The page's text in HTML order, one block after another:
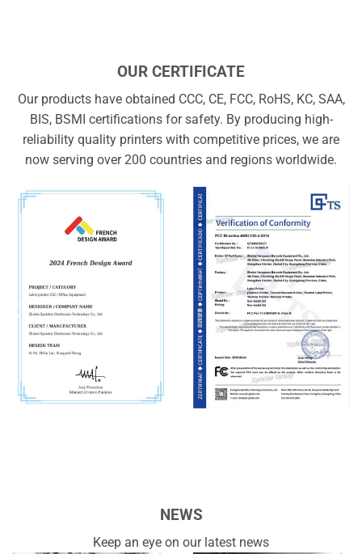
OUR CERTIFICATE
Our products have obtained CCC, CE, FCC, RoHS, KC, SAA,
BIS, BSMI certifications for safety. By producing high-
reliability quality printers with competitive prices, we are
now serving over 200 countries and regions worldwide.
NEWS
Keep an eye on our latest news